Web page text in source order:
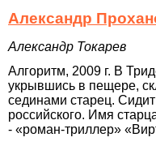
Александр
Александр Токарев
Алгоритм, 2009 г. В
укрывшись в пещере,
сединами старец. Сидит
российского. Имя
- «роман-триллер»